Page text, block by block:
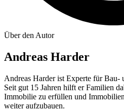
Über den Autor
Andreas Harder
Andreas Harder ist Experte für
Seit gut 15 Jahren hilft er Familien
Immobilie zu erfüllen und
weiter aufzubauen.